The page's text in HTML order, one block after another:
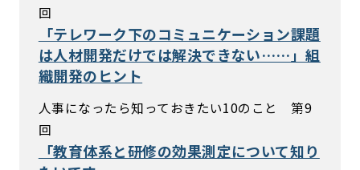
回
「テレワーク下のコミュニケーション課題
は人材開発だけでは解決できない……」組
織開発のヒント
人事になったら知っておきたい10のこと 第9
回
「教育体系と研修の効果測定について知り